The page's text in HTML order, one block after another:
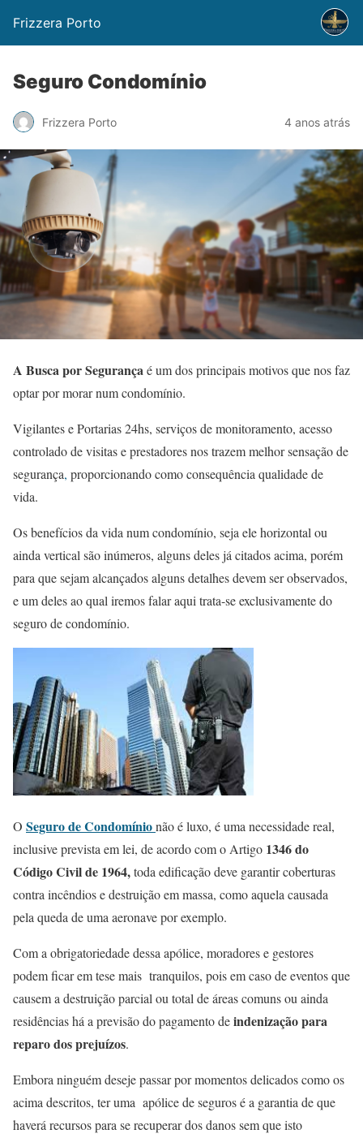
Frizzera Porto
Seguro Condomínio
Frizzera Porto 4 anos atrás
A Busca por Segurançaé um dos principais motivos que nos faz
optar por morar num condomínio.
Vigilantes e Portarias 24hs, serviços de monitoramento, acesso
controlado de visitas e prestadores nos trazem melhor sensação de
segurança, proporcionando como consequência qualidade de
vida.
Os benefícios da vida num condomínio, seja ele horizontal ou
ainda vertical são inúmeros, alguns deles já citados acima, porém
para que sejam alcançados alguns detalhes devem ser observados,
e um deles ao qual iremos falar aqui trata-se exclusivamente do
seguro de condomínio.
O Seguro de Condomínionão é luxo, é uma necessidade real,
inclusive prevista em lei, de acordo com o Artigo 1346 do
Código Civil de 1964,toda edificação deve garantir coberturas
contra incêndios e destruição em massa, como aquela causada
pela queda de uma aeronave por exemplo.
Com a obrigatoriedade dessa apólice, moradores e gestores
podem ficar em tese mais tranquilos, pois em caso de eventos que
causem a destruição parcial ou total de áreas comuns ou ainda
residências há a previsão do pagamento deindenização para
reparo dos prejuízos.
Embora ninguém deseje passar por momentos delicados como os
acima descritos, ter uma apólice de seguros é a garantia de que
haverá recursos para se recuperar dos danos sem que isto